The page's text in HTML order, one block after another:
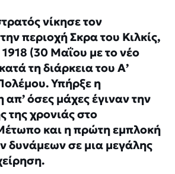
νίκησε τον
περιοχή Σκρα του Κιλκίς,
(30 Μαΐου με το νέο
τη διάρκεια του Α’
Υπήρξε η
όσες μάχες έγιναν την
της χρονιάς στο
και η πρώτη εμπλοκή
δυνάμεων σε μια μεγάλης